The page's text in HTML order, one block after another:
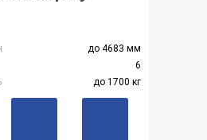
до 4683 мм
6
до 1700 кг